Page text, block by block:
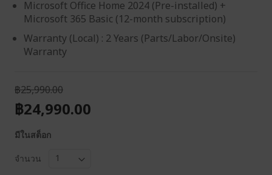
Microsoft Office Home 2024 (Pre-installed) +
Microsoft 365 Basic (12-month subscription)
Warranty (Local) : 2 Years (Parts/Labor/Onsite)
Warranty
฿25,990.00
฿24,990.00
มีในสต็อก
จำนวน